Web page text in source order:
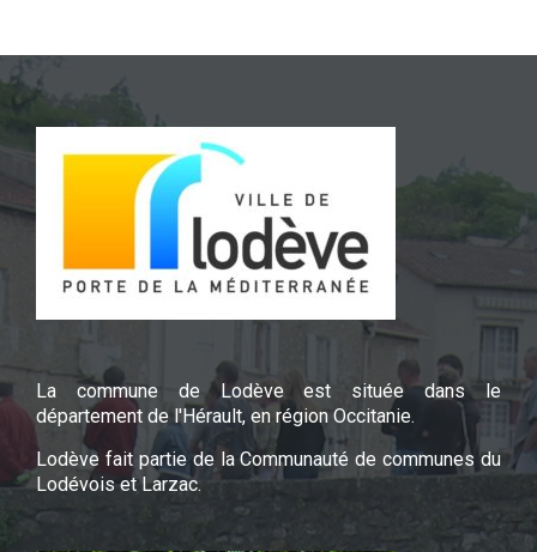
La commune de Lodève est située dans le
département de l'Hérault, en région Occitanie.
Lodève fait partie de la Communauté de communes du
Lodévois et Larzac.